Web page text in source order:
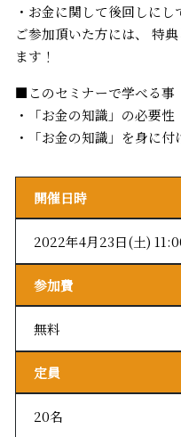
・お金に関して後回しにし
ご参加頂いた方には、 特
ます！
■このセミナーで学べる事
・「お金の知識」の必要性
・「お金の知識」を身に付
開催日時
2022年4月23日(土)
参加費
無料
定員
20名